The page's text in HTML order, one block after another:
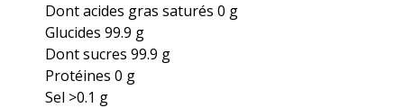
Dont acides gras saturés 0 g
Glucides 99.9 g
Dont sucres 99.9 g
Protéines 0 g
Sel >0.1 g